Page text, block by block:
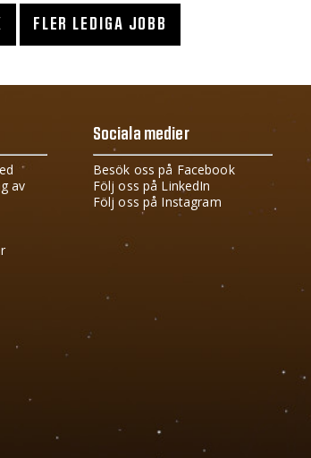
FLER LEDIGA JOBB
av
Sociala medier
Besök oss på Facebook
Följ oss på LinkedIn
Följ oss på Instagram